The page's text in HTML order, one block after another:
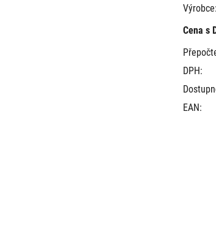
Výrobce:
Cena s
DPH:
EAN: